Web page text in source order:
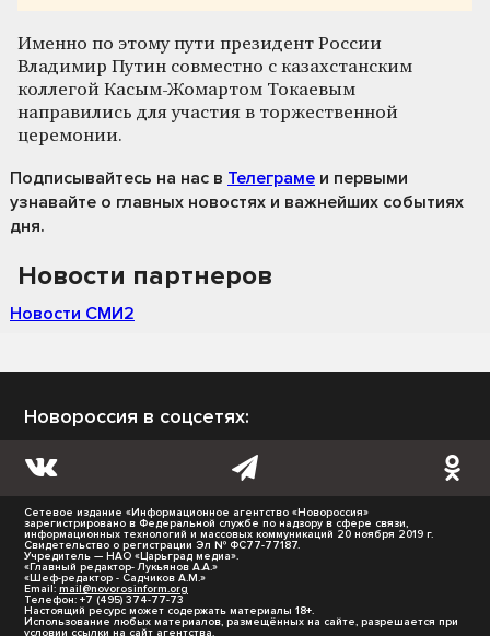
Именно по этому пути президент России
Владимир Путин совместно с казахстанским
коллегой Касым-Жомартом Токаевым
направились для участия в торжественной
церемонии.
Подписывайтесь на нас в Телеграме и первыми
узнавайте о главных новостях и важнейших событиях
дня.
Новости партнеров
Новости СМИ2
Новороссия в соцсетях:
Сетевое издание «Информационное агентство «Новороссия»
зарегистрировано в Федеральной службе по надзору в сфере связи,
информационных технологий и массовых коммуникаций 20 ноября 2019 г.
Свидетельство о регистрации Эл № ФС77-77187.
Учредитель — НАО «Царьград медиа».
«Главный редактор- Лукьянов А.А.»
«Шеф-редактор - Садчиков А.М.»
Email: mail@novorosinform.org
Телефон: +7 (495) 374-77-73
Настоящий ресурс может содержать материалы 18+.
Использование любых материалов, размещённых на сайте, разрешается при
условии ссылки на сайт агентства.